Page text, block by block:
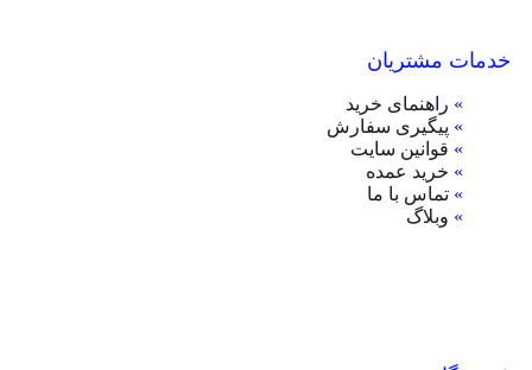
خدمات مشتریان
» راهنمای خرید
» پیگیری سفارش
» قوانین سایت
» خرید عمده
» تماس با ما
» وبلاگ